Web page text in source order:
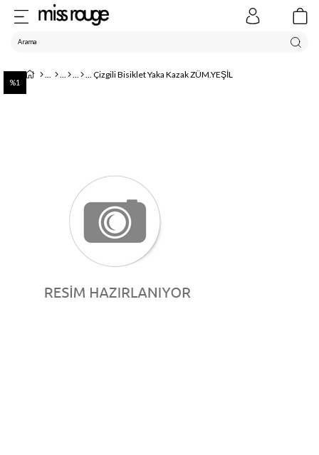
Çizgili Bisiklet Yaka Kazak ZÜM.YEŞİL
1